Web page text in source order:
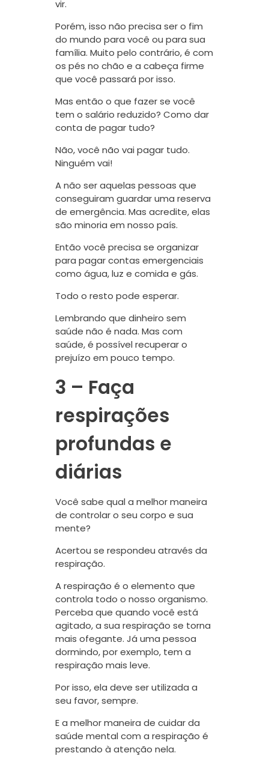
vir.
Porém, isso não precisa ser o fim
do mundo para você ou para sua
família. Muito pelo contrário, é com
os pés no chão e a cabeça firme
que você passará por isso.
Mas então o que fazer se você
tem o salário reduzido? Como dar
conta de pagar tudo?
Não, você não vai pagar tudo.
Ninguém vai!
A não ser aquelas pessoas que
conseguiram guardar uma reserva
de emergência. Mas acredite, elas
são minoria em nosso país.
Então você precisa se organizar
para pagar contas emergenciais
como água, luz e comida e gás.
Todo o resto pode esperar.
Lembrando que dinheiro sem
saúde não é nada. Mas com
saúde, é possível recuperar o
prejuízo em pouco tempo.
3 – Faça
respirações
profundas e
diárias
Você sabe qual a melhor maneira
de controlar o seu corpo e sua
mente?
Acertou se respondeu através da
respiração.
A respiração é o elemento que
controla todo o nosso organismo.
Perceba que quando você está
agitado, a sua respiração se torna
mais ofegante. Já uma pessoa
dormindo, por exemplo, tem a
respiração mais leve.
Por isso, ela deve ser utilizada a
seu favor, sempre.
E a melhor maneira de cuidar da
saúde mental com a respiração é
prestando à atenção nela.